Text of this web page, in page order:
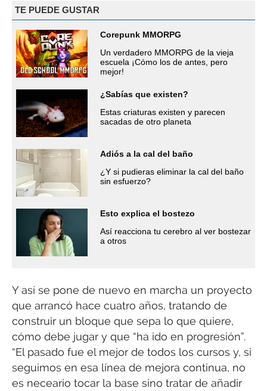
TE PUEDE GUSTAR
Corepunk MMORPG
Un verdadero MMORPG de la vieja
escuela ¡Cómo los de antes, pero
mejor!
¿Sabías que existen?
Estas criaturas existen y parecen
sacadas de otro planeta
Adiós a la cal del baño
¿Y si pudieras eliminar la cal del baño
sin esfuerzo?
Esto explica el bostezo
Así reacciona tu cerebro al ver bostezar
a otros
Y así se pone de nuevo en marcha un proyecto
que arrancó hace cuatro años, tratando de
construir un bloque que sepa lo que quiere,
cómo debe jugar y que “ha ido en progresión”.
“El pasado fue el mejor de todos los cursos y, si
seguimos en esa línea de mejora continua, no
es neceario tocar la base sino tratar de añadir